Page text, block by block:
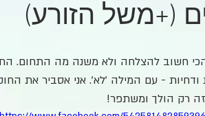
(+משל הזורע)
חשוב להצלחה ולא משנה מה התחום.
ודחיות - עם המילה 'לא'. אני אסביר את
רק הולך ומשתפר!